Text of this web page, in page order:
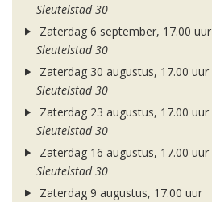
Sleutelstad 30
Zaterdag 6 september, 17.00 uur
Sleutelstad 30
Zaterdag 30 augustus, 17.00 uur
Sleutelstad 30
Zaterdag 23 augustus, 17.00 uur
Sleutelstad 30
Zaterdag 16 augustus, 17.00 uur
Sleutelstad 30
Zaterdag 9 augustus, 17.00 uur